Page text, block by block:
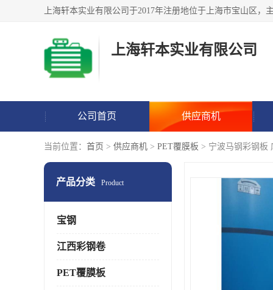
上海轩本实业有限公司
公司首页 供应商机
当前位置： 首页 > 供应商机 > PET覆膜板 > 宁波马钢彩钢板
产品分类 Product
宝钢
江西彩钢卷
PET覆膜板